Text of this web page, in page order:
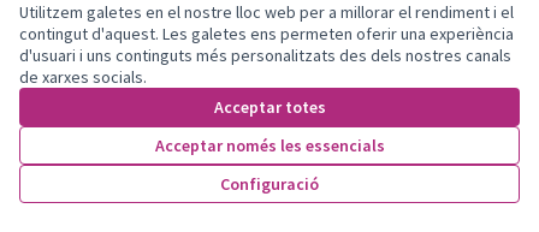
Utilitzem galetes en el nostre lloc web per a millorar el rendiment i el
contingut d'aquest. Les galetes ens permeten oferir una experiència
d'usuari i uns continguts més personalitzats des dels nostres canals
de xarxes socials.
Acceptar totes
Acceptar només les essencials
Configuració
Retirada de la pavimentació dura
de la Plaça dels Països Catalans i
convertir-la en un parc verd
Acceptada
Altres Olesa de Montserrat